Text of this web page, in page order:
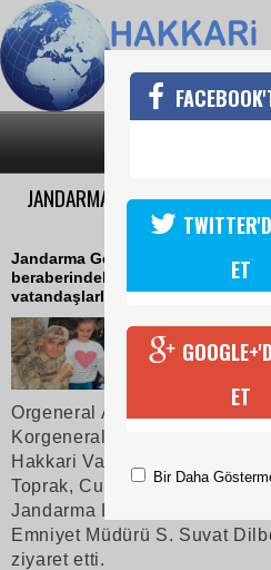
JANDARMA GENEL KOMUTANI
ESNAFINI
Jandarma Genel Komutanı
beraberindekiler, Hakkari’deki
vatandaşlarla çay içip, bir süre
16 Nisan
Orgeneral Arif Çetin, Van
Korgeneral Salih Karataş ve
Hakkari Valisi Cüneyit Orhan
Toprak, Cumhuriyet
Jandarma Komutanı
Emniyet Müdürü S. Suvat
ziyaret etti.
ET
ET
Bir Daha